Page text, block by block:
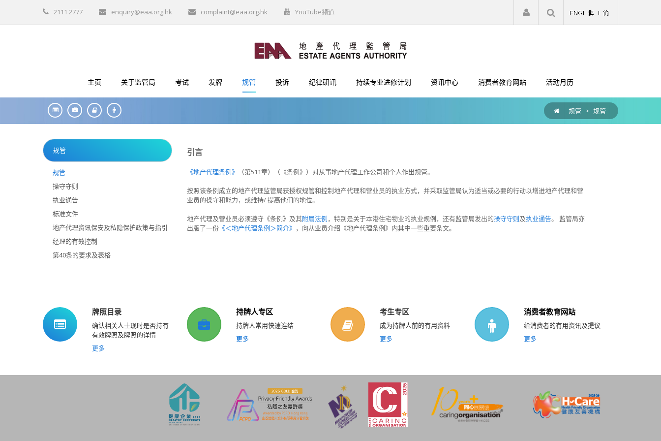
2111 2777 enquiry@eaa.org.hk complaint@eaa.org.hk YouTube频道 注册 登入
主页 关于监管局 考试 发牌 规管 投诉 纪律研讯 持续专业进修计划 资讯中心 消费者教育网站 活动月历
规管 > 规管
规管
规管
操守守则
执业通告
标准文件
地产代理资讯保安及私隐保护政策与指引
经理的有效控制
第40条的要求及表格
引言
《地产代理条例》 （第511章）（《条例》）对从事地产代理工作公司和个人作出规管。
按照该条例成立的地产代理监管局获授权规管和控制地产代理和营业员的执业方式，并采取监管局认为适当或必要的行动以增进地产代理和营
业员的操守和能力，或维持/ 提高他们的地位。
地产代理及营业员必须遵守《条例》及其附属法例，特别是关于本港住宅物业的执业规例，还有监管局发出的操守守则及执业通告。 监管局亦
出版了一份《＜地产代理条例＞简介》 ，向从业员介绍《地产代理条例》内其中一些重要条文。
牌照目录
确认相关人士现时是否持有
有效牌照及牌照的详情
更多
持牌人专区
持牌人常用快速连结
更多
考生专区
成为持牌人前的有用资料
更多
消费者教育网站
给消费者的有用资讯及提议
更多